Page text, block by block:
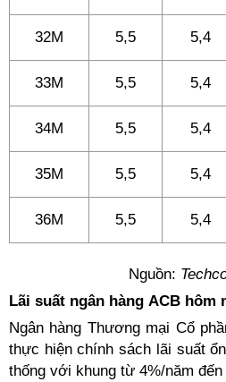
32M 5,5 5,4
33M 5,5 5,4
34M 5,5 5,4
35M 5,5 5,4
36M 5,5 5,4
Nguồn:
Lãi suất ngân hàng ACB hôm
Ngân hàng Thương mại Cổ
thực hiện chính sách lãi suất
thống với khung từ 4%/năm đến